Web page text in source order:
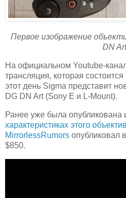
Первое изображение
DN Art
На официальном Youtube-
трансляция, которая
этот день Sigma представит
DG DN Art (Sony E и L-Mount).
Ранее уже была
характеристиках этого
MirrorlessRumors опубликовал
$850.